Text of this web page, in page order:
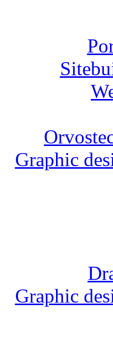
Graphic
Graphic